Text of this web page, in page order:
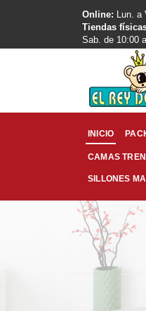
Online: Lun. a
Tiendas
Sab. de 10:00
INICIO
CAMAS TREN
SILLONES